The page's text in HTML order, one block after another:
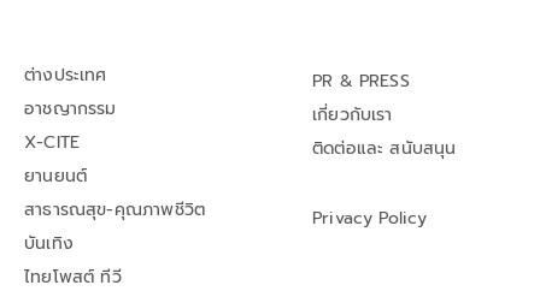
ต่างประเทศ
อาชญากรรม
X-CITE
ยานยนต์
สาธารณสุข-คุณภาพชีวิต
บันเทิง
ไทยโพสต์ ทีวี
PR & PRESS
เกี่ยวกับเรา
ติดต่อและ สนับสนุน
Privacy Policy